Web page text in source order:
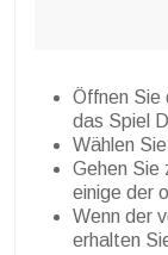
Öffnen Sie
das Spiel
Wählen
Gehen Sie
einige der
Wenn der
erhalten